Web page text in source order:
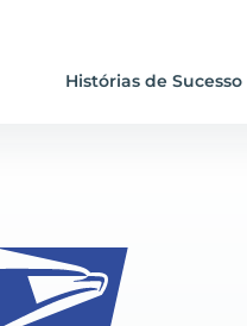
Histórias de Sucesso